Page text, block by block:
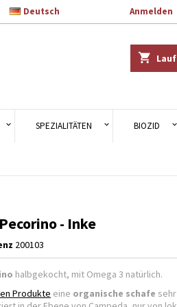
Anmelden
Deutsch
shopping_cart
SPEZIALITÄTEN BIOZID
- Inke
200103
halbgekocht, mit Omega 3 natürlich.
Produkte eine organische schafe